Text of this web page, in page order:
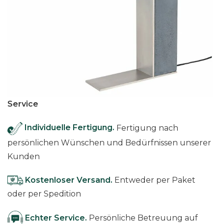
Service
Individuelle Fertigung. Fertigung nach
persönlichen Wünschen und Bedürfnissen unserer
Kunden
Kostenloser Versand. Entweder per Paket
oder per Spedition
Echter Service. Persönliche Betreuung auf